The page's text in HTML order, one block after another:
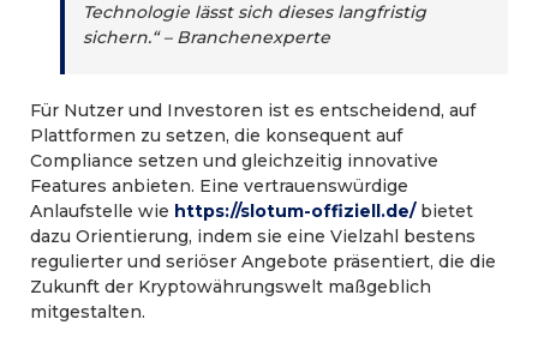
Technologie lässt sich dieses langfristig
sichern.“ – Branchenexperte
Für Nutzer und Investoren ist es entscheidend, auf
Plattformen zu setzen, die konsequent auf
Compliance setzen und gleichzeitig innovative
Features anbieten. Eine vertrauenswürdige
Anlaufstelle wie https://slotum-offiziell.de/bietet
dazu Orientierung, indem sie eine Vielzahl bestens
regulierter und seriöser Angebote präsentiert, die die
Zukunft der Kryptowährungswelt maßgeblich
mitgestalten.